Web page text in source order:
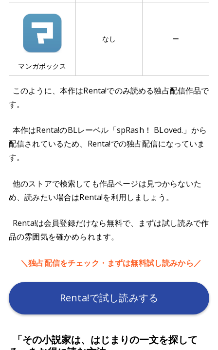
マンガボックス
なし ー
このように、本作はRenta!でのみ読める独占配信作品で
す。
本作はRenta!のBLレーベル「spRash！ BLoved.」から
配信されているため、Renta!での独占配信になっていま
す。
他のストアで検索しても作品ページは見つからないた
め、読みたい場合はRenta!を利用しましょう。
Renta!は会員登録だけなら無料で、まずは試し読みで作
品の雰囲気を確かめられます。
＼独占配信をチェック・まずは無料試し読みから／
Renta!で試し読みする
「その小説家は、はじまりの一文を探して